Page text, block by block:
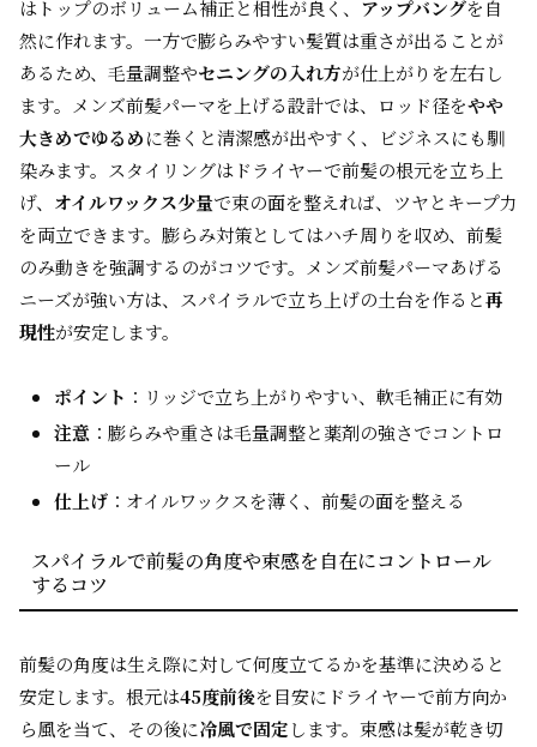
はトップのボリューム補正と相性が良く、 アップバングを自
然に作れます。一方で膨らみやすい髪質は重さが出ることが
あるため、毛量調整やセニングの入れ方が仕上がりを左右し
ます。メンズ前髪パーマを上げる設計では、ロッド径をやや
大きめでゆるめに巻くと清潔感が出やすく、ビジネスにも馴
染みます。スタイリングはドライヤーで前髪の根元を立ち上
げ、 オイルワックス少量で束の面を整えれば、ツヤとキープ力
を両立できます。膨らみ対策としてはハチ周りを収め、前髪
のみ動きを強調するのがコツです。メンズ前髪パーマあげる
ニーズが強い方は、スパイラルで立ち上げの土台を作ると再
現性が安定します。
ポイント ：リッジで立ち上がりやすい、軟毛補正に有効
注意 ：膨らみや重さは毛量調整と薬剤の強さでコントロ
ール
仕上げ ：オイルワックスを薄く、前髪の面を整える
スパイラルで前髪の角度や束感を自在にコントロール
するコツ
前髪の角度は生え際に対して何度立てるかを基準に決めると
安定します。根元は45度前後を目安にドライヤーで前方向か
ら風を当て、その後に冷風で固定します。束感は髪が乾き切